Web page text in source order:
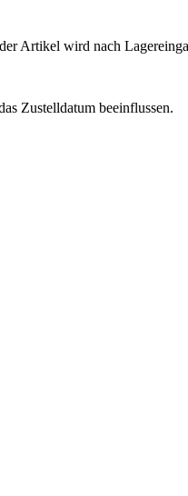
Artikel wird nach
Zustelldatum beeinflussen.